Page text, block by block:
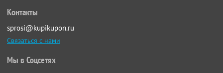
Контакты
sprosi@kupikupon.ru
Связаться с нами
Мы в Соцсетях